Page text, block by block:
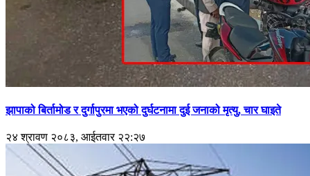
झापाको बिर्तामोड र दुर्गापुरमा भएको दुर्घटनामा दुई जनाको मृत्यु, चार घाइते
२४ श्रावण २०८३, आईतवार २२:२७